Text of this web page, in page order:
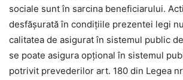
sociale sunt în sarcina beneficiarului.
desfăşurată în condiţiile prezentei legi
calitatea de asigurat în sistemul public
se poate asigura opţional în sistemul
potrivit prevederilor art. 180 din Legea